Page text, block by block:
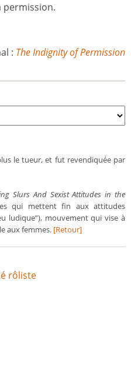
permission.
: The Indignity of Permission
le tueur, et fut revendiquée par
Slurs And Sexist Attitudes in the
qui mettent fin aux attitudes
ludique”), mouvement qui vise à
aux femmes. [Retour]
rôliste